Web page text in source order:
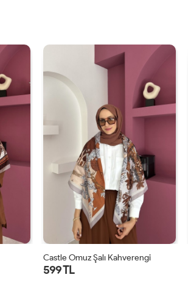
Castle Omuz Şalı Kahverengi
599 TL